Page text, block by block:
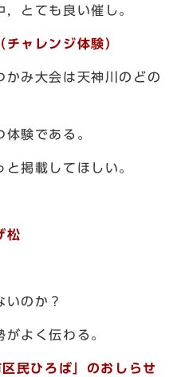
とても良い催し。
ャレンジ体験）
み大会は天神川のどの
験である。
掲載してほしい。
松
のか？
よく伝わる。
民ひろば」のおしらせ